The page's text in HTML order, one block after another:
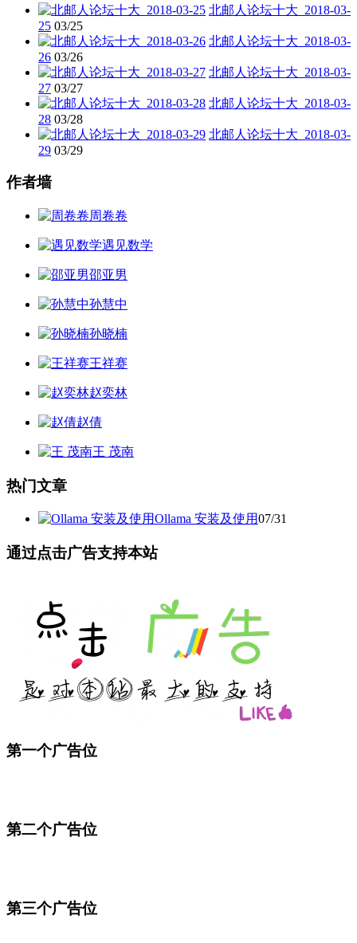
北邮人论坛十大_2018-03-
25 03/25
北邮人论坛十大_2018-03-
26 03/26
北邮人论坛十大_2018-03-
27 03/27
北邮人论坛十大_2018-03-
28 03/28
北邮人论坛十大_2018-03-
29 03/29
作者墙
周卷卷
遇见数学
邵亚男
孙慧中
孙晓楠
王祥赛
赵奕林
赵倩
王 茂南
热门文章
Ollama 安装及使用07/31
通过点击广告支持本站
第一个广告位
第二个广告位
第三个广告位